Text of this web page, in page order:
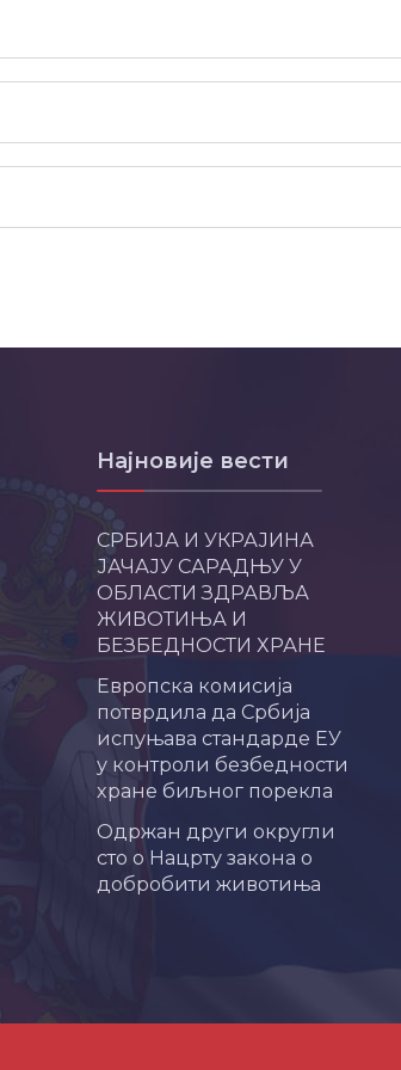
Најновије вести
СРБИЈА И УКРАЈИНА
ЈАЧАЈУ САРАДЊУ У
ОБЛАСТИ ЗДРАВЉА
ЖИВОТИЊА И
БЕЗБЕДНОСТИ ХРАНЕ
Европска комисија
потврдила да Србија
испуњава стандарде ЕУ
у контроли безбедности
хране биљног порекла
Одржан други округли
сто о Нацрту закона о
добробити животиња